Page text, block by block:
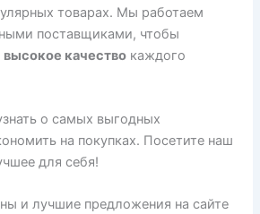
товарах. Мы работаем
поставщиками, чтобы
высокое качество каждого
о самых выгодных
на покупках. Посетите наш
для себя!
и лучшие предложения на сайте